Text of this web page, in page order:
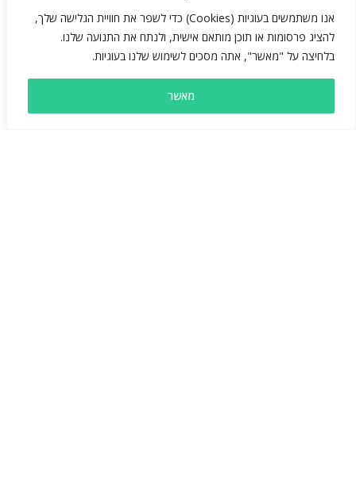
אנו משתמשים בעוגיות (Cookies) כדי לשפר את חוויית הגלישה שלך,
להציג פרסומות או תוכן מותאם אישית, ולנתח את התנועה שלנו.
בלחיצה על "מאשר", אתה מסכים לשימוש שלנו בעוגיות.
מאשר